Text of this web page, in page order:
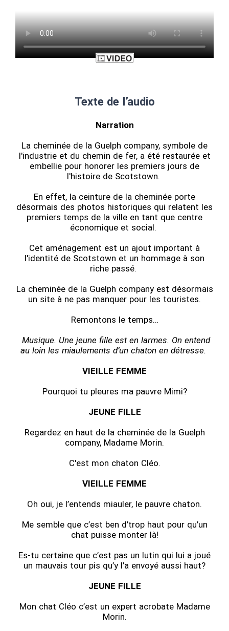
Texte de l’audio
Narration
La cheminée de la Guelph company, symbole de
l'industrie et du chemin de fer, a été restaurée et
embellie pour honorer les premiers jours de
l'histoire de Scotstown.
En effet, la ceinture de la cheminée porte
désormais des photos historiques qui relatent les
premiers temps de la ville en tant que centre
économique et social.
Cet aménagement est un ajout important à
l'identité de Scotstown et un hommage à son
riche passé.
La cheminée de la Guelph company est désormais
un site à ne pas manquer pour les touristes.
Remontons le temps…
Musique. Une jeune fille est en larmes. On entend
au loin les miaulements d’un chaton en détresse.
VIEILLE FEMME
Pourquoi tu pleures ma pauvre Mimi?
JEUNE FILLE
Regardez en haut de la cheminée de la Guelph
company, Madame Morin.
C'est mon chaton Cléo.
VIEILLE FEMME
Oh oui, je l’entends miauler, le pauvre chaton.
Me semble que c’est ben d’trop haut pour qu’un
chat puisse monter là!
Es-tu certaine que c’est pas un lutin qui lui a joué
un mauvais tour pis qu’y l’a envoyé aussi haut?
JEUNE FILLE
Mon chat Cléo c’est un expert acrobate Madame
Morin.